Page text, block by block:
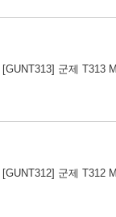
[GUNT313] 군제 T313
[GUNT312] 군제 T312